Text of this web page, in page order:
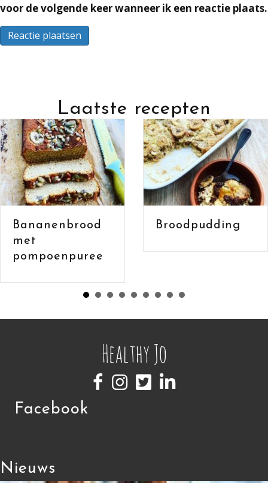
voor de volgende keer wanneer ik een reactie plaats.
Laatste recepten
Broodpudding
Bananenbrood
Facebook
Nieuws